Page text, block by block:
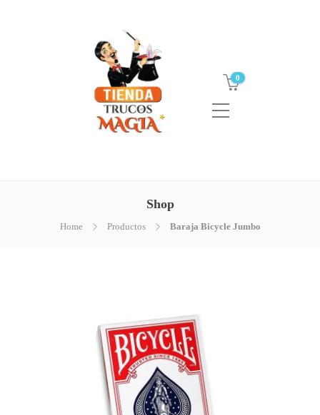
0
Shop
Home Productos Baraja Bicycle Jumbo